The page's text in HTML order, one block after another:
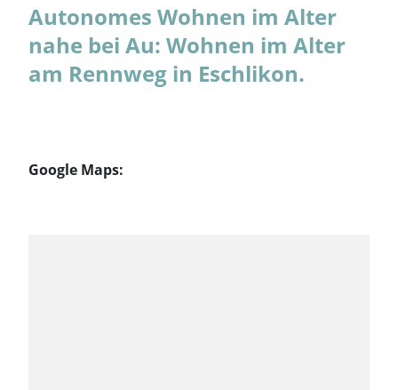
Autonomes Wohnen im Alter
nahe bei Au: Wohnen im Alter
am Rennweg in Eschlikon.
Google Maps: